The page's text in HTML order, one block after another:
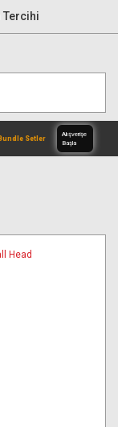
Tercihi
Başla